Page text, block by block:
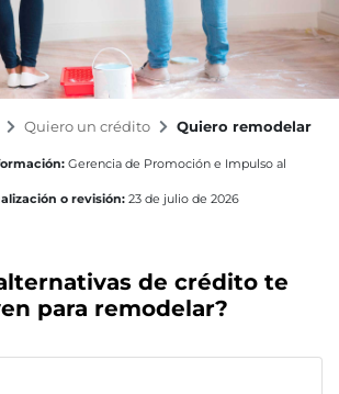
Quiero un crédito Quiero remodelar
Gerencia de Promoción e Impulso al
o revisión: 23 de julio de 2026
de crédito te
para remodelar?